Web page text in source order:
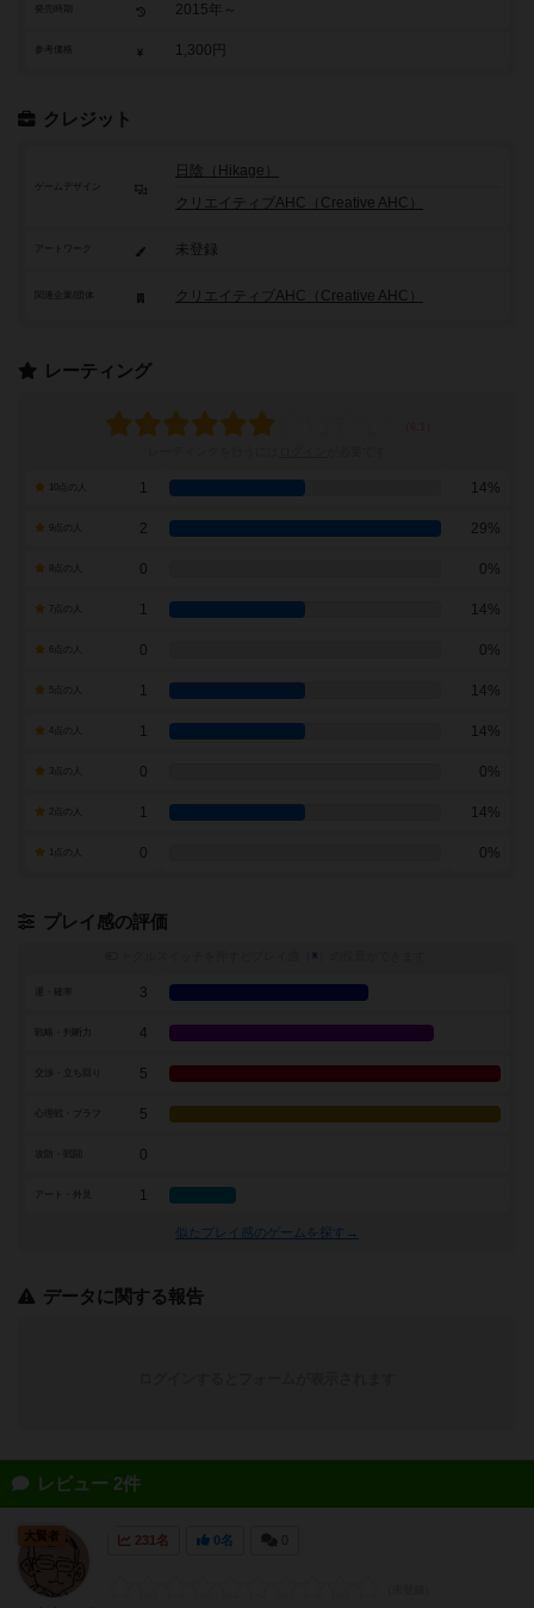
2015年～
参考価格 1,300円
クレジット
ゲームデザイン
日陰（Hikage）
クリエイティブAHC（Creative AHC）
アートワーク 未登録
クリエイティブAHC（Creative AHC）
レーティング
1 14%
2 29%
0 0%
7点の人 1 14%
0 0%
1 14%
1 14%
0 0%
1 14%
0 0%
プレイ感の評価
※
3
戦略・判断力 4
5
5
0
アート・外見 1
似たプレイ感のゲームを探す→
データに関する報告
レビュー 2件
231名 0名
大賢者